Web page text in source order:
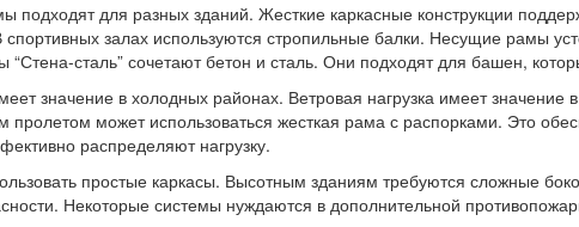
подходят для разных зданий. Жесткие каркасные конструкции
залах используются стропильные балки. Несущие рамы
сталь” сочетают бетон и сталь. Они подходят для башен,
значение в холодных районах. Ветровая нагрузка имеет
может использоваться жесткая рама с распорками. Это
распределяют нагрузку.
простые каркасы. Высотным зданиям требуются сложные
Некоторые системы нуждаются в дополнительной